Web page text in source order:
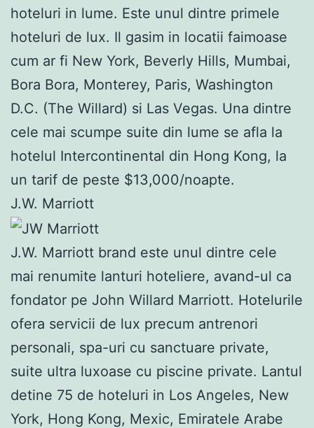
hoteluri in lume. Este unul dintre primele
hoteluri de lux. Il gasim in locatii faimoase
cum ar fi New York, Beverly Hills, Mumbai,
Bora Bora, Monterey, Paris, Washington
D.C. (The Willard) si Las Vegas. Una dintre
cele mai scumpe suite din lume se afla la
hotelul Intercontinental din Hong Kong, la
un tarif de peste $13,000/noapte.
J.W. Marriott
J.W. Marriott brand este unul dintre cele
mai renumite lanturi hoteliere, avand-ul ca
fondator pe John Willard Marriott. Hotelurile
ofera servicii de lux precum antrenori
personali, spa-uri cu sanctuare private,
suite ultra luxoase cu piscine private. Lantul
detine 75 de hoteluri in Los Angeles, New
York, Hong Kong, Mexic, Emiratele Arabe